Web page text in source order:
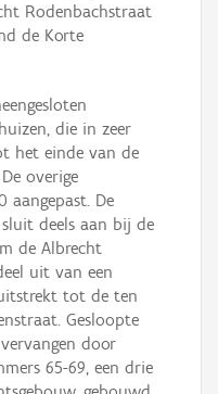
Rodenbachstraat
de Korte
die in zeer
het einde van de
overige
aangepast. De
deels aan bij de
de Albrecht
uit van een
tot de ten
Gesloopte
door
65-69, een drie